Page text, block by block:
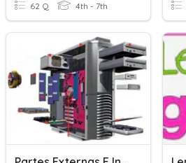
62 Q 4th - 7th